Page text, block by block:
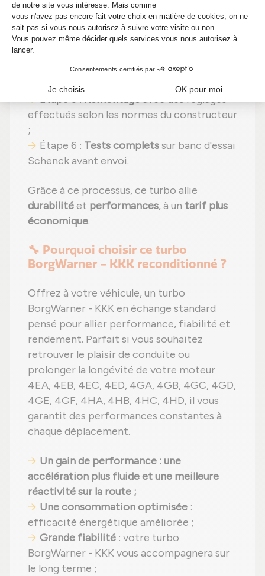
Étape 2 :Nettoyage professionnel
éliminer toute impureté ;
Étape 3 :Contrôle rigoureuxde chaque
composant ;
Étape 4 :Remplacement des pièces
usées
par des composants neufs ;
Étape 5 :Remontageavec des réglages
effectués selon les normes du constructeur
;
Étape 6 : Tests completssur banc d'essai
Schenck avant envoi.
Grâce à ce processus, ce turbo allie
durabilitéet performances, à un tarif plus
économique.
🔧 Pourquoi choisir ce turbo
BorgWarner - KKK reconditionné ?
Offrez à votre véhicule, un turbo
BorgWarner - KKK en échange standard
pensé pour allier performance, fiabilité et
rendement. Parfait si vous souhaitez
retrouver le plaisir de conduite ou
prolonger la longévité de votre moteur
4EA, 4EB, 4EC, 4ED, 4GA, 4GB, 4GC, 4GD,
4GE, 4GF, 4HA, 4HB, 4HC, 4HD, il vous
garantit des performances constantes à
chaque déplacement.
Un gain de performance : une
accélération plus fluide et une meilleure
réactivité sur la route ;
Une consommation optimisée :
efficacité énergétique améliorée ;
Grande fiabilité : votre turbo
BorgWarner - KKK vous accompagnera sur
le long terme ;